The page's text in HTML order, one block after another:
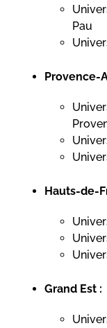
Pau
Provence-
Hauts-de-
Grand Est :